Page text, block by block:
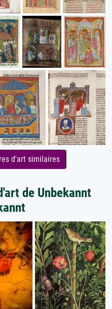
d'art similaires
de Unbekannt